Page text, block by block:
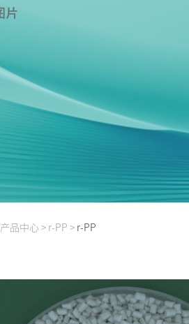
产品中心> r-PP > r-PP